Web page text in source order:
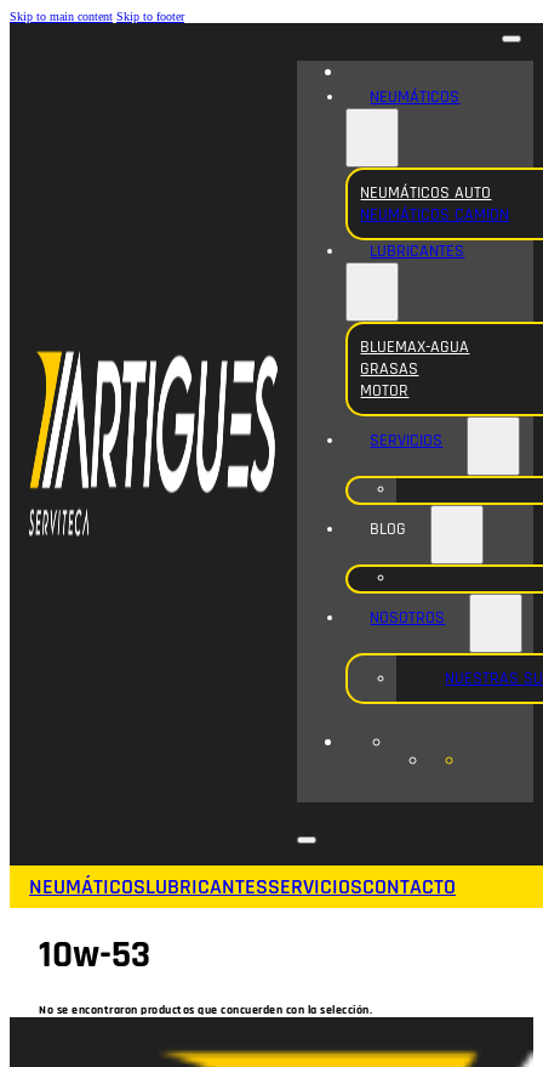
Skip to main content Skip to footer
NEUMÁTICOS
NEUMÁTICOS AUTO
NEUMÁTICOS CAMION
LUBRICANTES
BLUEMAX-AGUA
GRASAS
MOTOR
SERVICIOS
BLOG
NOSOTROS
NUESTRAS
NEUMÁTICOSLUBRICANTESSERVICIOSCONTACTO
10w-53
No se encontraron productos que concuerden con la selección.